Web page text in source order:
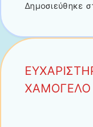
Δημοσιεύθηκε
ΧΑΜΟΓΕΛΟ